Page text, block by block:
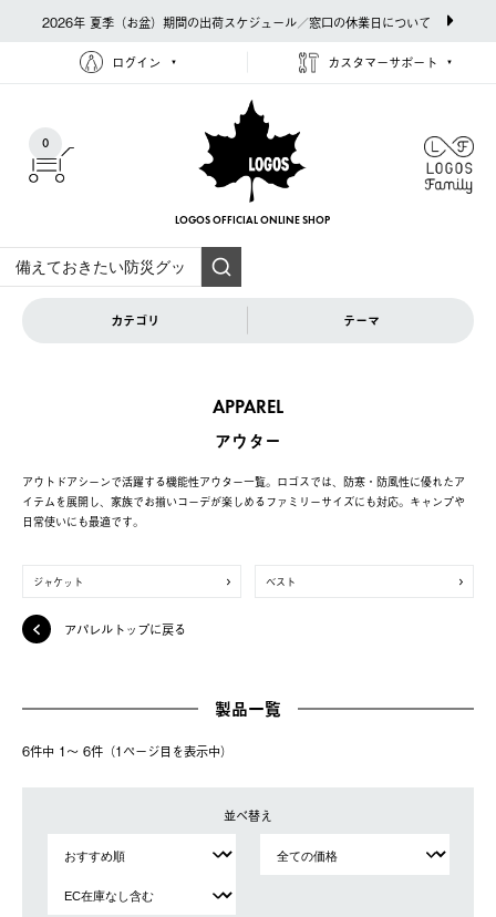
2026年 夏季（お盆）期間の出荷スケジュール／窓口の休業日について
ログイン カスタマーサポート
0
LOGOS OFFICIAL ONLINE SHOP
カテゴリ テーマ
APPAREL
アウター
アウトドアシーンで活躍する機能性アウター一覧。ロゴスでは、防寒・防風性に優れたア
イテムを展開し、家族でお揃いコーデが楽しめるファミリーサイズにも対応。キャンプや
日常使いにも最適です。
ジャケット ベスト
アパレルトップに戻る
製品一覧
6件中 1〜 6件（1ページ⽬を表⽰中）
並べ替え